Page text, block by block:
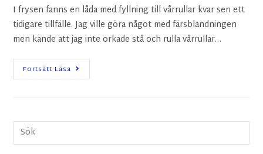
I frysen fanns en låda med fyllning till vårrullar kvar sen ett
tidigare tillfälle. Jag ville göra något med färsblandningen
men kände att jag inte orkade stå och rulla vårrullar…
Fortsätt Läsa